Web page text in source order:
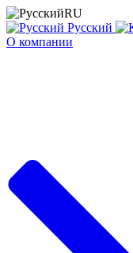
RU
Русский
О компании